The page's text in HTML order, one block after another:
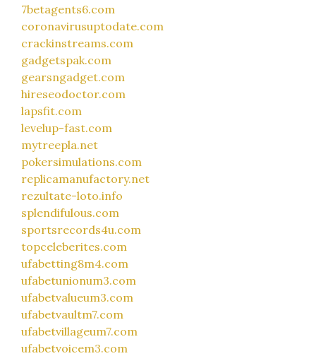
7betagents6.com
coronavirusuptodate.com
crackinstreams.com
gadgetspak.com
gearsngadget.com
hireseodoctor.com
lapsfit.com
levelup-fast.com
mytreepla.net
pokersimulations.com
replicamanufactory.net
rezultate-loto.info
splendifulous.com
sportsrecords4u.com
topceleberites.com
ufabetting8m4.com
ufabetunionum3.com
ufabetvalueum3.com
ufabetvaultm7.com
ufabetvillageum7.com
ufabetvoicem3.com